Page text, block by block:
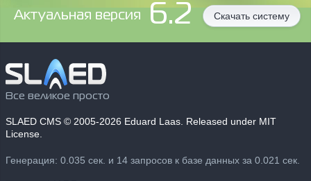
Aктуальная версия 6.2 Скачать систему
Все великое просто
SLAED CMS © 2005-2026 Eduard Laas. Released under MIT
License.
Генерация: 0.035 сек. и 14 запросов к базе данных за 0.021 сек.